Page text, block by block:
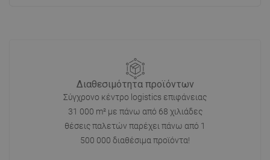
Διαθεσιμότητα προϊόντων
Σύγχρονο κέντρο logistics επιφάνειας
31 000 m² με πάνω από 68 χιλιάδες
θέσεις παλετών παρέχει πάνω από 1
500 000 διαθέσιμα προϊόντα!